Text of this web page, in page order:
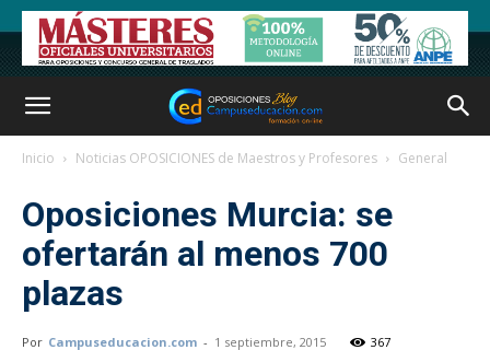
Inicio Noticias OPOSICIONES de Maestros y Profesores General
Oposiciones Murcia: se
ofertarán al menos 700
plazas
Por Campuseducacion.com - 1 septiembre, 2015 367